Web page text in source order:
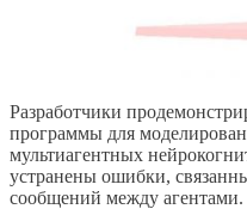
Разработчики
программы для
мультиагентных
устранены ошибки,
сообщений между